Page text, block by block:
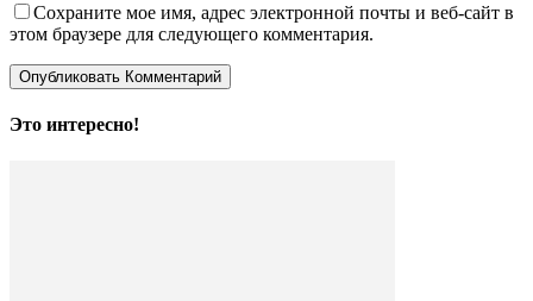
Сохраните мое имя, адрес электронной почты и веб-сайт в
этом браузере для следующего комментария.
Это интересно!